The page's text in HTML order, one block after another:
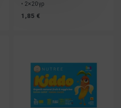
• 2×20γρ
1,85 €